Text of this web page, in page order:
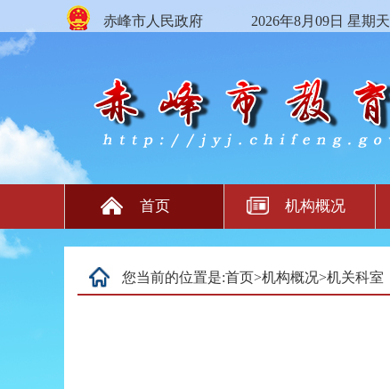
赤峰市人民政府 2026年8月09日 星期天
首页 机构概况
您当前的位置是:首页>机构概况>机关科室